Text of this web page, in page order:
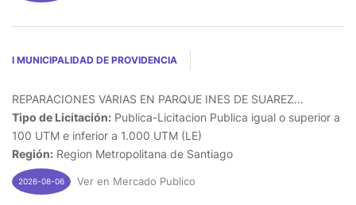
I MUNICIPALIDAD DE PROVIDENCIA
REPARACIONES VARIAS EN PARQUE INES DE SUAREZ...
Tipo de Licitación: Publica-Licitacion Publica igual o superior a
100 UTM e inferior a 1.000 UTM (LE)
Región: Region Metropolitana de Santiago
2026-08-06 Ver en Mercado Publico